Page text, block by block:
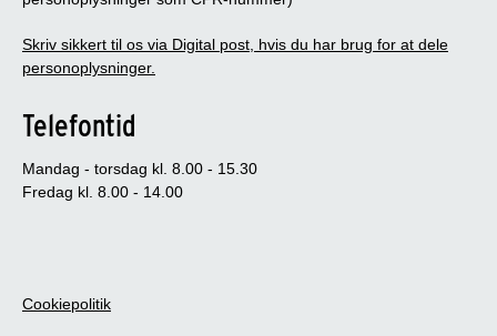
Skriv sikkert til os via Digital post, hvis du har brug for at dele
personoplysninger.
Telefontid
Mandag - torsdag kl. 8.00 - 15.30
Fredag kl. 8.00 - 14.00
Cookiepolitik